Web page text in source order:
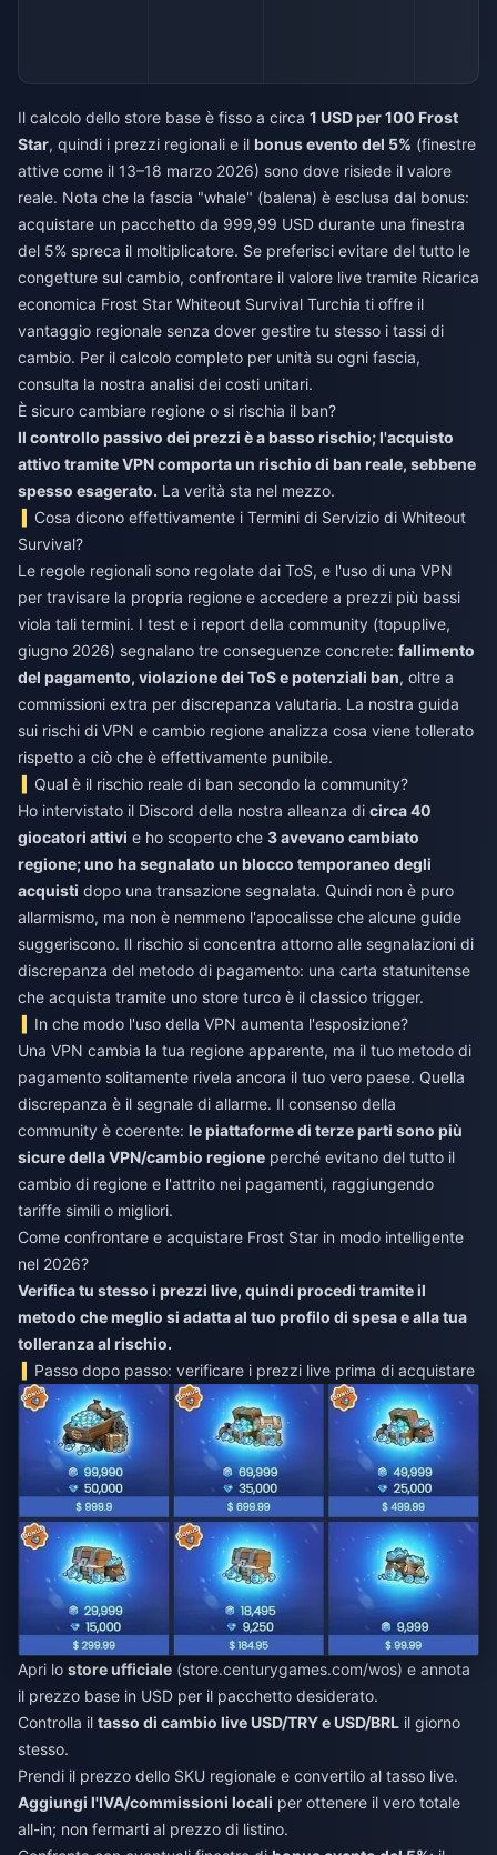
Il calcolo dello store base è fisso a circa 1 USD per 100 Frost
Star, quindi i prezzi regionali e il bonus evento del 5% (finestre
attive come il 13–18 marzo 2026) sono dove risiede il valore
reale. Nota che la fascia "whale" (balena) è esclusa dal bonus:
acquistare un pacchetto da 999,99 USD durante una finestra
del 5% spreca il moltiplicatore. Se preferisci evitare del tutto le
congetture sul cambio, confrontare il valore live tramite Ricarica
economica Frost Star Whiteout Survival Turchia ti offre il
vantaggio regionale senza dover gestire tu stesso i tassi di
cambio. Per il calcolo completo per unità su ogni fascia,
consulta la nostra analisi dei costi unitari.
È sicuro cambiare regione o si rischia il ban?
Il controllo passivo dei prezzi è a basso rischio; l'acquisto
attivo tramite VPN comporta un rischio di ban reale, sebbene
spesso esagerato. La verità sta nel mezzo.
Cosa dicono effettivamente i Termini di Servizio di Whiteout
Survival?
Le regole regionali sono regolate dai ToS, e l'uso di una VPN
per travisare la propria regione e accedere a prezzi più bassi
viola tali termini. I test e i report della community (topuplive,
giugno 2026) segnalano tre conseguenze concrete: fallimento
del pagamento, violazione dei ToS e potenziali ban, oltre a
commissioni extra per discrepanza valutaria. La nostra guida
sui rischi di VPN e cambio regione analizza cosa viene tollerato
rispetto a ciò che è effettivamente punibile.
Qual è il rischio reale di ban secondo la community?
Ho intervistato il Discord della nostra alleanza di circa 40
giocatori attivi e ho scoperto che 3 avevano cambiato
regione; uno ha segnalato un blocco temporaneo degli
acquisti dopo una transazione segnalata. Quindi non è puro
allarmismo, ma non è nemmeno l'apocalisse che alcune guide
suggeriscono. Il rischio si concentra attorno alle segnalazioni di
discrepanza del metodo di pagamento: una carta statunitense
che acquista tramite uno store turco è il classico trigger.
In che modo l'uso della VPN aumenta l'esposizione?
Una VPN cambia la tua regione apparente, ma il tuo metodo di
pagamento solitamente rivela ancora il tuo vero paese. Quella
discrepanza è il segnale di allarme. Il consenso della
community è coerente: le piattaforme di terze parti sono più
sicure della VPN/cambio regione perché evitano del tutto il
cambio di regione e l'attrito nei pagamenti, raggiungendo
tariffe simili o migliori.
Come confrontare e acquistare Frost Star in modo intelligente
nel 2026?
Verifica tu stesso i prezzi live, quindi procedi tramite il
metodo che meglio si adatta al tuo profilo di spesa e alla tua
tolleranza al rischio.
Passo dopo passo: verificare i prezzi live prima di acquistare
Apri lo store ufficiale (store.centurygames.com/wos) e annota
il prezzo base in USD per il pacchetto desiderato.
Controlla il tasso di cambio live USD/TRY e USD/BRL il giorno
stesso.
Prendi il prezzo dello SKU regionale e convertilo al tasso live.
Aggiungi l'IVA/commissioni locali per ottenere il vero totale
all-in; non fermarti al prezzo di listino.